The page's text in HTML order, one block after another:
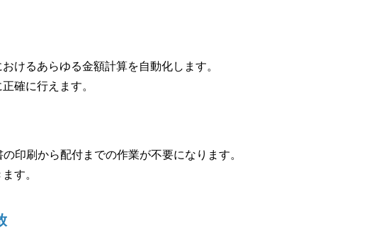
けるあらゆる金額計算を自動化します。
確に行えます。
印刷から配付までの作業が不要になります。
す。